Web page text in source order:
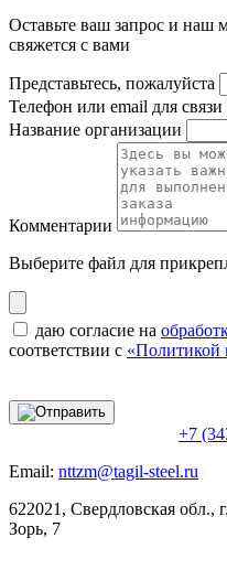
Оставьте ваш запрос и наш
свяжется с вами
Представьтесь, пожалуйста
Телефон или email для связи
Название организации
Комментарии
Выберите файл для
даю согласие на
соответствии с «Политикой
+7
Email: nttzm@tagil-steel.ru
622021, Свердловская
Зорь, 7